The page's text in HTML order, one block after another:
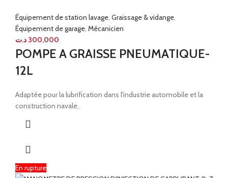
Équipement de station lavage Graissage & vidange
Équipement de garage Mécanicien
300,000 د.ت
POMPE A GRAISSE PNEUMATIQUE-
12L
Adaptée pour la lubrification dans l'industrie automobile et la
construction navale.
En rupture